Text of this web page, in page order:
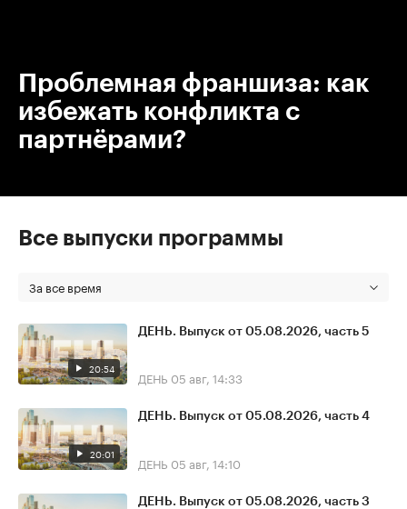
Проблемная франшиза: как
избежать конфликта с
партнёрами?
Все выпуски программы
За все время
20:54
ДЕНЬ. Выпуск от 05.08.2026, часть 5
ДЕНЬ 05 авг, 14:33
20:01
ДЕНЬ. Выпуск от 05.08.2026, часть 4
ДЕНЬ 05 авг, 14:10
ДЕНЬ. Выпуск от 05.08.2026, часть 3